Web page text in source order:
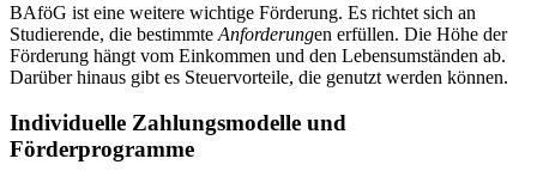
BAföG ist eine weitere wichtige Förderung. Es richtet sich an
Studierende, die bestimmte Anforderungen erfüllen. Die Höhe der
Förderung hängt vom Einkommen und den Lebensumständen ab.
Darüber hinaus gibt es Steuervorteile, die genutzt werden können.
Individuelle Zahlungsmodelle und
Förderprogramme